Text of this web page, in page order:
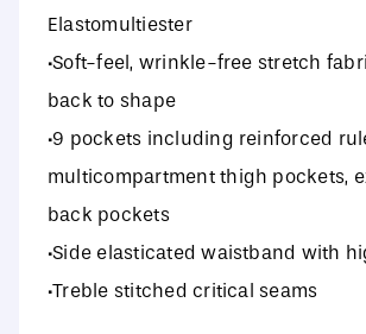
Elastomultiester
·Soft-feel, wrinkle-free stretch
back to shape
·9 pockets including reinforced
multicompartment thigh pockets,
back pockets
·Side elasticated waistband with
·Treble stitched critical seams